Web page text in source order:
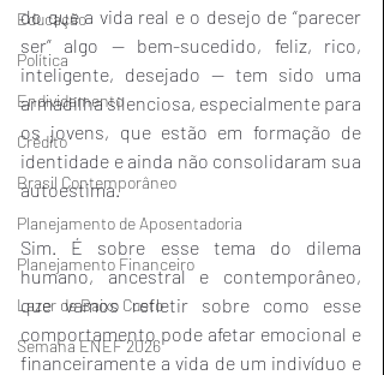
Educação
Política
Endividamento
Crédito
Brasil Contemporâneo
Planejamento de Aposentadoria
Planejamento Financeiro
Lazer de Baixo Custo
Semana ENEF 2026
do que a vida real e o desejo de “parecer
ser” algo — bem-sucedido, feliz, rico,
inteligente, desejado — tem sido uma
armadilha silenciosa, especialmente para
os jovens, que estão em formação de
identidade e ainda não consolidaram sua
autoestima.
Sim. É sobre esse tema do dilema
humano, ancestral e contemporâneo,
que vamos refletir sobre como esse
comportamento pode afetar emocional e
financeiramente a vida de um indivíduo e